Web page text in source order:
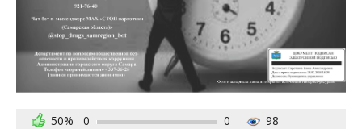
50% 0 0
98